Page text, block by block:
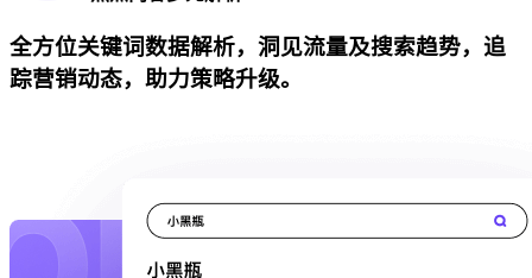
全方位关键词数据解析，洞见流量及搜索趋势，追
踪营销动态，助力策略升级。